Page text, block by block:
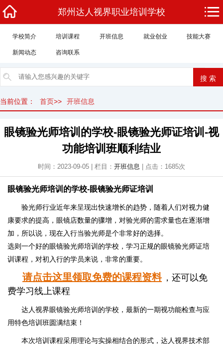
郑州达人视界职业培训学校
学校简介 培训课程 开班信息 就业创业 技能大赛
新闻动态 咨询联系
当前位置： 首页>> 开班信息
眼镜验光师培训的学校-眼镜验光师证培训-视
功能培训班顺利结业
时间：2023-09-05 | 栏目： 开班信息 | 点击：1685次
眼镜验光师培训的学校-眼镜验光师证培训
验光师行业近年来呈现出快速增长的趋势，随着人们对视力健
康要求的提高，眼镜店数量的骤增，对验光师的需求量也在逐渐增
加，所以说，现在入行当验光师是个非常好的选择。
选则一个好的眼镜验光师培训的学校，学习正规的眼镜验光师证培
训课程，对初入行的学员来说，非常的重要。
请点击这里领取免费的课程资料 ，还可以免
费学习线上课程
达人视界眼镜验光师培训的学校，最新的一期视功能检查与应
用特色培训班圆满结束！
本次培训课程采用理论与实操相结合的形式，达人视界技术部